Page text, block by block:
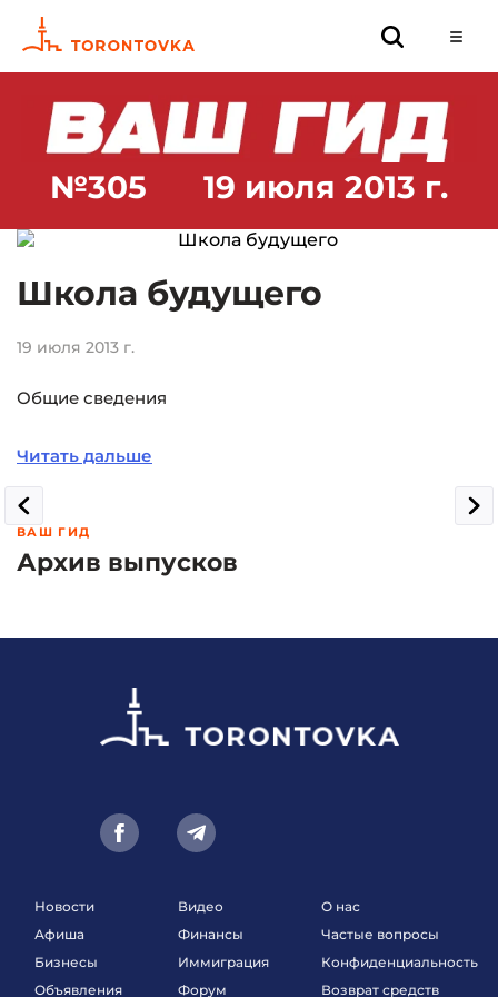
№305 19 июля 2013 г.
Школа будущего
19 июля 2013 г.
Общие сведения
Читать дальше
ВАШ ГИД
Архив выпусков
Новости
Афиша
Бизнесы
Объявления
Видео
Финансы
Иммиграция
Форум
О нас
Частые вопросы
Конфиденциальность
Возврат средств